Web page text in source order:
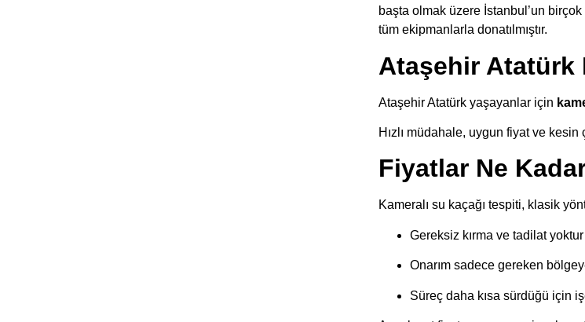
başta olmak üzere İstanbul’un
tüm ekipmanlarla donatılmıştır.
Ataşehir Atatürk
Ataşehir Atatürk yaşayanlar için
Hızlı müdahale, uygun fiyat ve kesin
Fiyatlar Ne
Kameralı su kaçağı tespiti, klasik
Gereksiz kırma ve tadilat yoktur
Onarım sadece gereken
Süreç daha kısa sürdüğü için